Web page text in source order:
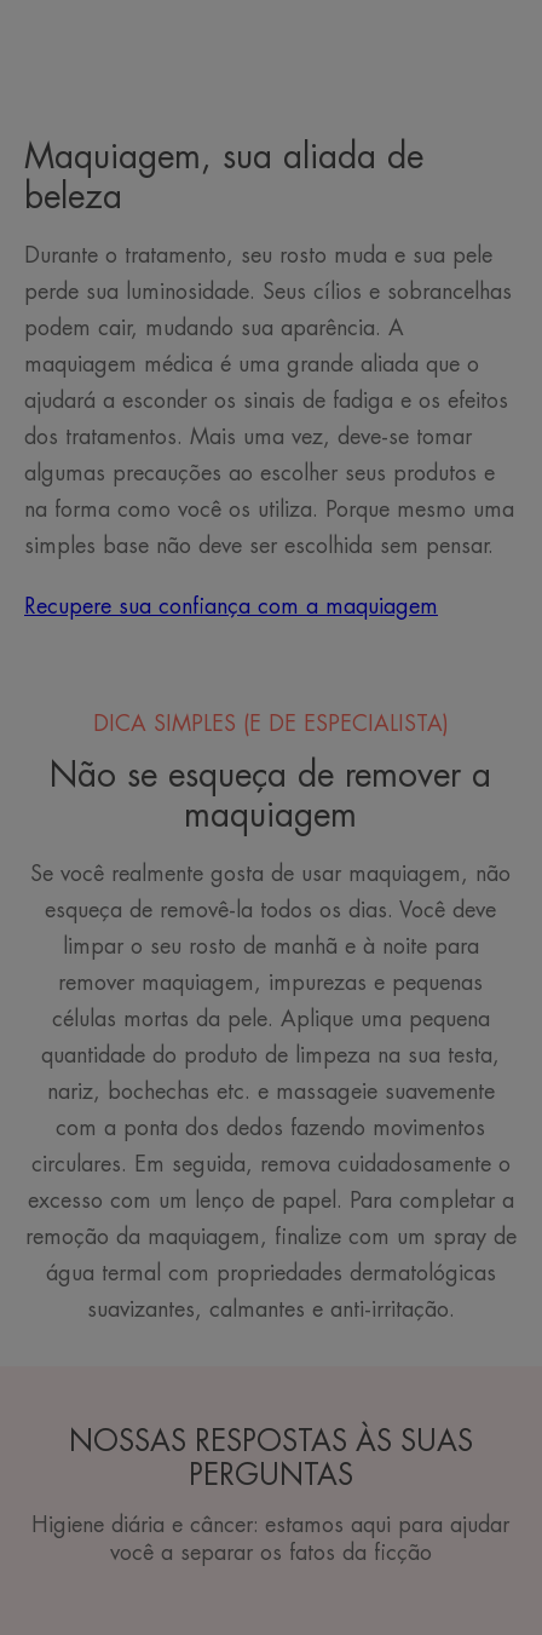
Maquiagem, sua aliada de
beleza
Durante o tratamento, seu rosto muda e sua pele
perde sua luminosidade. Seus cílios e sobrancelhas
podem cair, mudando sua aparência. A
maquiagem médica é uma grande aliada que o
ajudará a esconder os sinais de fadiga e os efeitos
dos tratamentos. Mais uma vez, deve-se tomar
algumas precauções ao escolher seus produtos e
na forma como você os utiliza. Porque mesmo uma
simples base não deve ser escolhida sem pensar.
Recupere sua confiança com a maquiagem
DICA SIMPLES (E DE ESPECIALISTA)
Não se esqueça de remover a
maquiagem
Se você realmente gosta de usar maquiagem, não
esqueça de removê-la todos os dias. Você deve
limpar o seu rosto de manhã e à noite para
remover maquiagem, impurezas e pequenas
células mortas da pele. Aplique uma pequena
quantidade do produto de limpeza na sua testa,
nariz, bochechas etc. e massageie suavemente
com a ponta dos dedos fazendo movimentos
circulares. Em seguida, remova cuidadosamente o
excesso com um lenço de papel. Para completar a
remoção da maquiagem, finalize com um spray de
água termal com propriedades dermatológicas
suavizantes, calmantes e anti-irritação.
NOSSAS RESPOSTAS ÀS SUAS
PERGUNTAS
Higiene diária e câncer: estamos aqui para ajudar
você a separar os fatos da ficção